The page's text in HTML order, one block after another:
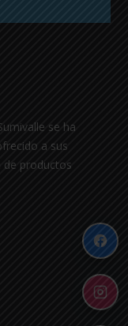
se ha
a sus
de productos